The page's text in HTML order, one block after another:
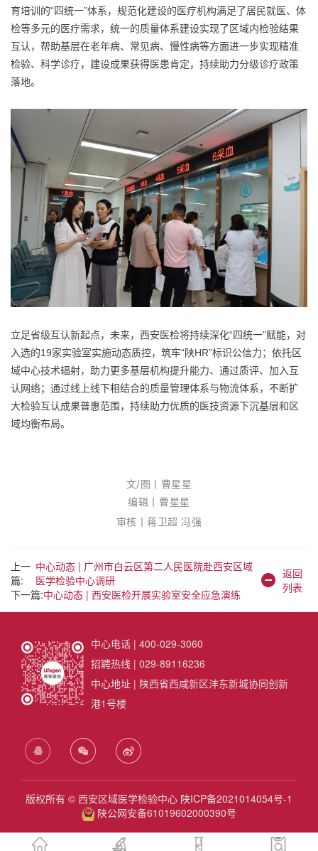
育培训的“四统一”体系，规范化建设的医疗机构满足了居民就医、体
检等多元的医疗需求，统一的质量体系建设实现了区域内检验结果
互认，帮助基层在老年病、常见病、慢性病等方面进一步实现精准
检验、科学诊疗，建设成果获得医患肯定，持续助力分级诊疗政策
落地。
立足省级互认新起点，未来，西安医检将持续深化“四统一”赋能，对
入选的19家实验室实施动态质控，筑牢“陕HR”标识公信力；依托区
域中心技术辐射，助力更多基层机构提升能力、通过质评、加入互
认网络；通过线上线下相结合的质量管理体系与物流体系，不断扩
大检验互认成果普惠范围，持续助力优质的医技资源下沉基层和区
域均衡布局。
文/图丨曹星星
编辑丨曹星星
审核丨蒋卫超 冯强
上一
篇:
中心动态 | 广州市白云区第二人民医院赴西安区域
医学检验中心调研
下一篇:中心动态 | 西安医检开展实验室安全应急演练
返回
列表
中心电话 | 400-029-3060
招聘热线 | 029-89116236
中心地址 | 陕西省西咸新区沣东新城协同创新
港1号楼
版权所有 © 西安区域医学检验中心 陕ICP备2021014054号-1
陕公网安备61019602000390号